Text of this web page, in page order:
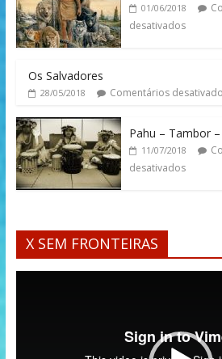
01/06/2018
desativados
Os Salvadores
28/05/2018 Comentários
Pahu – Tambor
11/07/2018
desativados
X SEM FRONTEIRAS